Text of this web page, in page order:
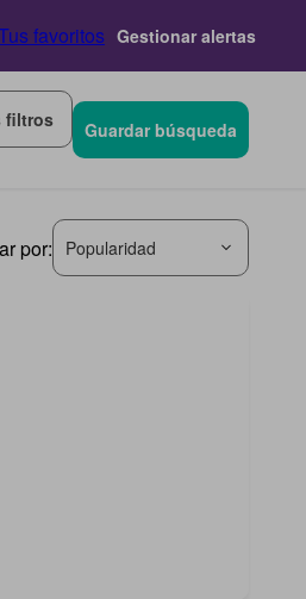
favoritos Gestionar alertas
filtros Guardar búsqueda
por: Popularidad